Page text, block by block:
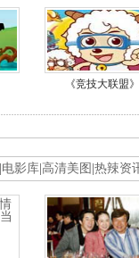
《竞技大联盟》
电影库 高清美图 热辣资